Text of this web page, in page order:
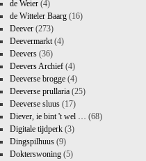
de Weier(4)
de Witteler Baarg(16)
Deever(273)
Deevermarkt(4)
Deevers(36)
Deevers Archief(4)
Deeverse brogge(4)
Deeverse prullaria(25)
Deeverse sluus(17)
Diever, ie bint 't wel … (68)
Digitale tijdperk(3)
Dingspilhuus(9)
Dokterswoning(5)